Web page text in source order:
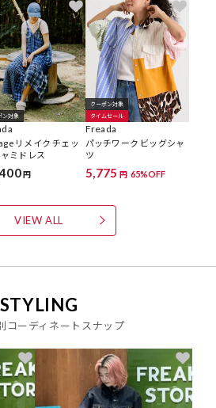
ン対象
リメイク チェッ
ミドレス
円
クーポン対象
タイムセール
Freada
パッチワーク ビッグシャ
ツ
5,775 円 65%OFF
VIEW ALL
STYLING
コーディネートスナップ